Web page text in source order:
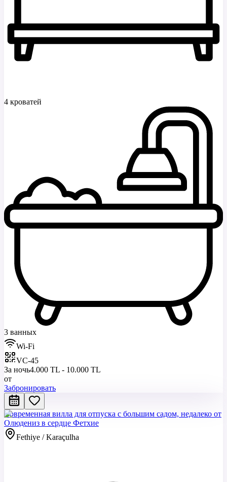
4 кроватей
3 ванных
Wi-Fi
VC-45
За ночь4.000 TL - 10.000 TL
от
Забронировать
Современная вилла для отпуска с большим садом, недалеко от
Олюдениз в сердце Фетхие
Fethiye / Karaçulha